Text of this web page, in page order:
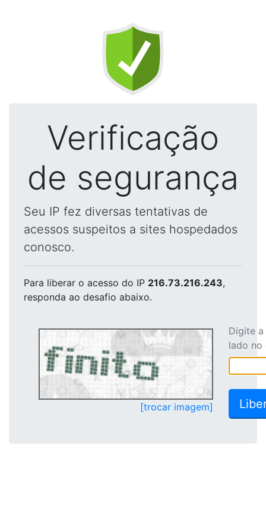
Verificação
de segurança
Seu IP fez diversas tentativas de
acessos suspeitos a sites hospedados
conosco.
Para liberar o acesso do IP 216.73.216.243,
responda ao desafio abaixo.
[trocar imagem]
Digite
lado no